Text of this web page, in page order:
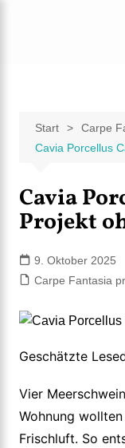
Start
Carpe
Cavia Porcellus
Cavia
Projekt
9. Oktober 2025
Carpe Fantasia
Vier
Wohnung
Frischluft. So